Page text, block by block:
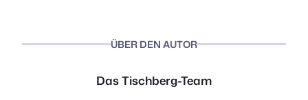
ÜBER DEN AUTOR
Das Tischberg-Team